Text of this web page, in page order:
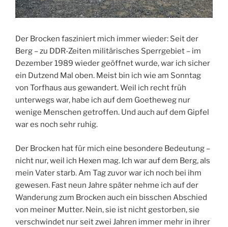
Der Brocken fasziniert mich immer wieder: Seit der
Berg – zu DDR-Zeiten militärisches Sperrgebiet – im
Dezember 1989 wieder geöffnet wurde, war ich sicher
ein Dutzend Mal oben. Meist bin ich wie am Sonntag
von Torfhaus aus gewandert. Weil ich recht früh
unterwegs war, habe ich auf dem Goetheweg nur
wenige Menschen getroffen. Und auch auf dem Gipfel
war es noch sehr ruhig.
Der Brocken hat für mich eine besondere Bedeutung –
nicht nur, weil ich Hexen mag. Ich war auf dem Berg, als
mein Vater starb. Am Tag zuvor war ich noch bei ihm
gewesen. Fast neun Jahre später nehme ich auf der
Wanderung zum Brocken auch ein bisschen Abschied
von meiner Mutter. Nein, sie ist nicht gestorben, sie
verschwindet nur seit zwei Jahren immer mehr in ihrer